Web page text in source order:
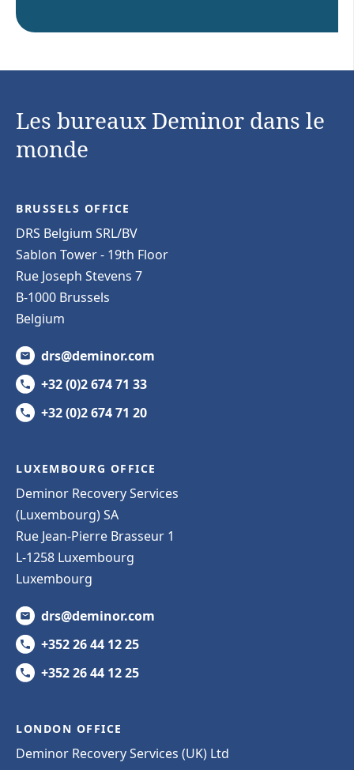
Les bureaux Deminor dans le
monde
BRUSSELS OFFICE
DRS Belgium SRL/BV
Sablon Tower - 19th Floor
Rue Joseph Stevens 7
B-1000 Brussels
Belgium
drs@deminor.com
+32 (0)2 674 71 33
+32 (0)2 674 71 20
LUXEMBOURG OFFICE
Deminor Recovery Services
(Luxembourg) SA
Rue Jean-Pierre Brasseur 1
L-1258 Luxembourg
Luxembourg
drs@deminor.com
+352 26 44 12 25
+352 26 44 12 25
LONDON OFFICE
Deminor Recovery Services (UK) Ltd